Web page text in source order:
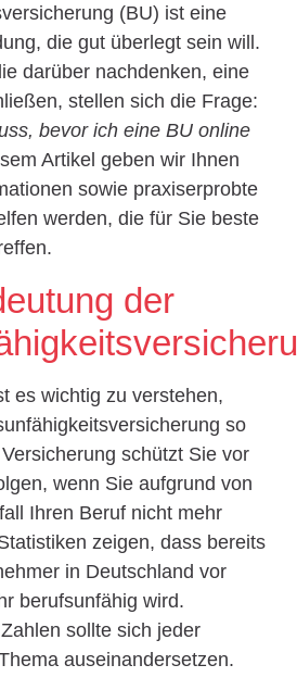
(BU) ist eine
die gut überlegt sein will.
darüber nachdenken, eine
stellen sich die Frage:
bevor ich eine BU online
Artikel geben wir Ihnen
sowie praxiserprobte
werden, die für Sie beste
der
es wichtig zu verstehen,
so
schützt Sie vor
wenn Sie aufgrund von
Ihren Beruf nicht mehr
zeigen, dass bereits
in Deutschland vor
berufsunfähig wird.
sollte sich jeder
auseinandersetzen.